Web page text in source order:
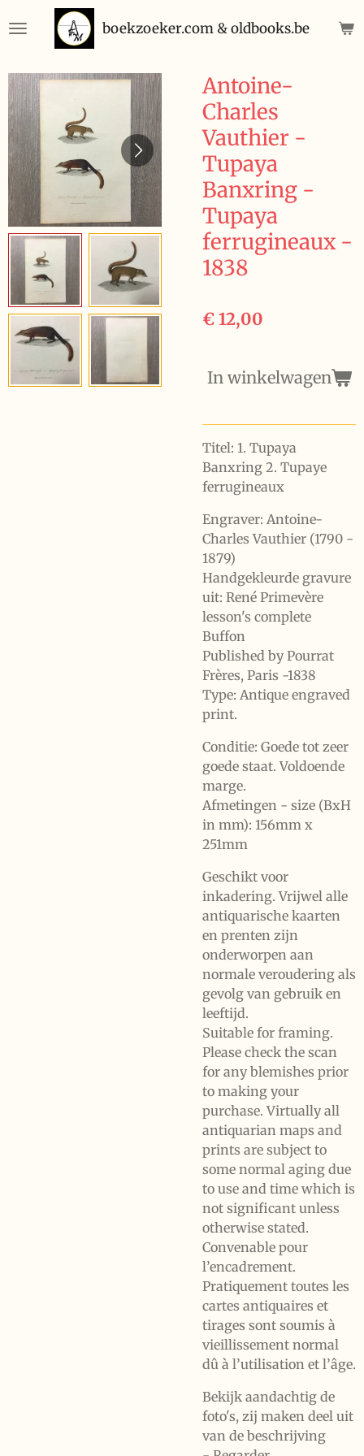
direct
de
hoofdinhoud
boekzoeker.com & oldbooks.be
Antoine-
Charles
Vauthier -
Tupaya
Banxring -
Tupaya
ferrugineaux -
1838
€ 12,00
In winkelwagen
Titel: 1. Tupaya
Banxring 2. Tupaye
ferrugineaux
Engraver: Antoine-
Charles Vauthier (1790 -
1879)
Handgekleurde gravure
uit: René Primevère
lesson's complete
Buffon
Published by Pourrat
Frères, Paris -1838
Type: Antique engraved
print.
Conditie: Goede tot zeer
goede staat. Voldoende
marge.
Afmetingen - size (BxH
in mm): 156mm x
251mm
Geschikt voor
inkadering. Vrijwel alle
antiquarische kaarten
en prenten zijn
onderworpen aan
normale veroudering als
gevolg van gebruik en
leeftijd.
Suitable for framing.
Please check the scan
for any blemishes prior
to making your
purchase. Virtually all
antiquarian maps and
prints are subject to
some normal aging due
to use and time which is
not significant unless
otherwise stated.
Convenable pour
l’encadrement.
Pratiquement toutes les
cartes antiquaires et
tirages sont soumis à
vieillissement normal
dû à l’utilisation et l’âge.
Bekijk aandachtig de
foto's, zij maken deel uit
van de beschrijving